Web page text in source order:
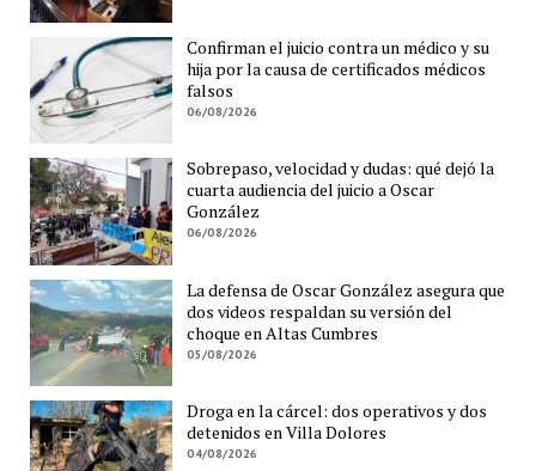
Confirman el juicio contra un médico y su
hija por la causa de certificados médicos
falsos
06/08/2026
Sobrepaso, velocidad y dudas: qué dejó la
cuarta audiencia del juicio a Oscar
González
06/08/2026
La defensa de Oscar González asegura que
dos videos respaldan su versión del
choque en Altas Cumbres
05/08/2026
Droga en la cárcel: dos operativos y dos
detenidos en Villa Dolores
04/08/2026